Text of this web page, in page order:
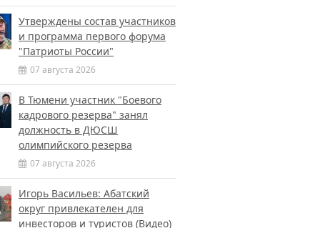
Утверждены состав участников
и программа первого форума
"Патриоты России"
07 августа 2026
В Тюмени участник "Боевого
кадрового резерва" занял
должность в ДЮСШ
олимпийского резерва
07 августа 2026
Игорь Васильев: Абатский
округ привлекателен для
инвесторов и туристов (Видео)